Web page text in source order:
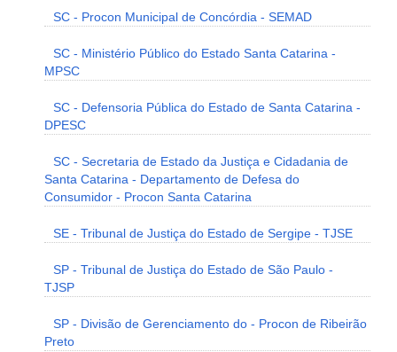
SC - Procon Municipal de Concórdia - SEMAD
SC - Ministério Público do Estado Santa Catarina -
MPSC
SC - Defensoria Pública do Estado de Santa Catarina -
DPESC
SC - Secretaria de Estado da Justiça e Cidadania de
Santa Catarina - Departamento de Defesa do
Consumidor - Procon Santa Catarina
SE - Tribunal de Justiça do Estado de Sergipe - TJSE
SP - Tribunal de Justiça do Estado de São Paulo -
TJSP
SP - Divisão de Gerenciamento do - Procon de Ribeirão
Preto